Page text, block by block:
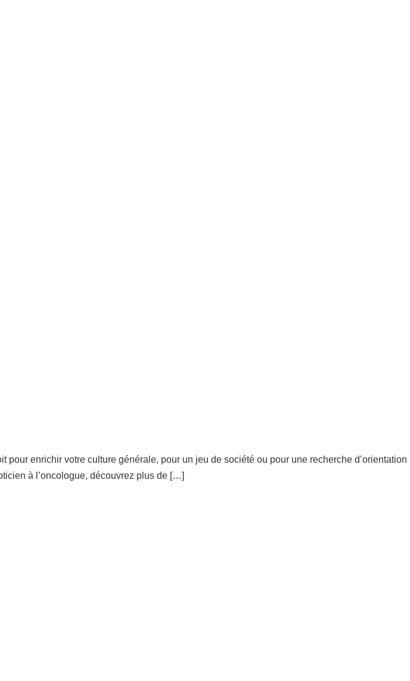
enrichir votre culture générale, pour un jeu de société ou pour une recherche d’orientation
à l’oncologue, découvrez plus de […]